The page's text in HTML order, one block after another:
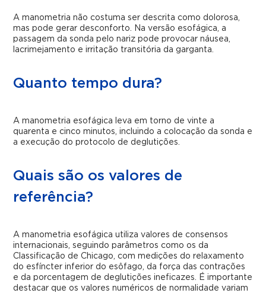
A manometria não costuma ser descrita como dolorosa,
mas pode gerar desconforto. Na versão esofágica, a
passagem da sonda pelo nariz pode provocar náusea,
lacrimejamento e irritação transitória da garganta.
Quanto tempo dura?
A manometria esofágica leva em torno de vinte a
quarenta e cinco minutos, incluindo a colocação da sonda e
a execução do protocolo de deglutições.
Quais são os valores de
referência?
A manometria esofágica utiliza valores de consensos
internacionais, seguindo parâmetros como os da
Classificação de Chicago, com medições do relaxamento
do esfíncter inferior do esôfago, da força das contrações
e da porcentagem de deglutições ineficazes. É importante
destacar que os valores numéricos de normalidade variam